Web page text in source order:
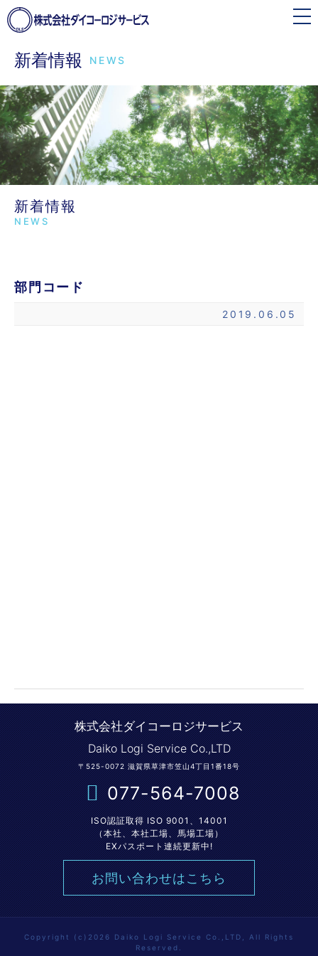
toggle
navigation
新着情報 NEWS
新着情報
NEWS
部門コード
2019.06.05
株式会社ダイコーロジサービス
Daiko Logi Service Co.,LTD
〒525-0072 滋賀県草津市笠山4丁目1番18号
077-564-7008
ISO認証取得 ISO 9001、14001
（本社、本社工場、馬場工場）
EXパスポート連続更新中!
お問い合わせはこちら
Copyright (c)2026 Daiko Logi Service Co.,LTD, All Rights
Reserved.